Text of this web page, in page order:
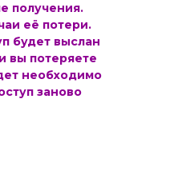
получения.
её потери.
будет выслан
вы потеряете
необходимо
заново